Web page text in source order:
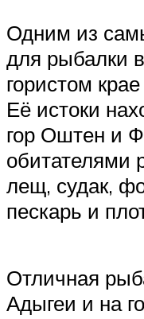
Одним из
для рыбалки
гористом
Её истоки
гор Оштен и
обитателями
лещ, судак,
пескарь и
Отличная
Адыгеи и на